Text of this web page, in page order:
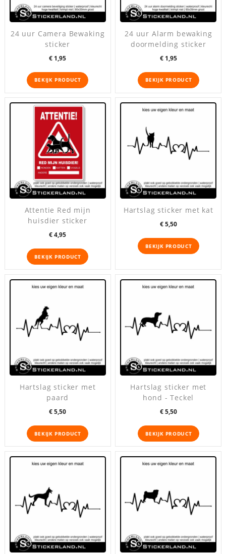
24 uur Camera Bewaking
sticker
Prijs
€ 1,95
BEKIJK PRODUCT
24 uur Alarm bewaking
doormelding sticker
Prijs
€ 1,95
BEKIJK PRODUCT
Attentie Red mijn
huisdier sticker
Prijs
€ 4,95
BEKIJK PRODUCT
Hartslag sticker met kat
Prijs
€ 5,50
BEKIJK PRODUCT
Hartslag sticker met
paard
Prijs
€ 5,50
BEKIJK PRODUCT
Hartslag sticker met
hond - Teckel
Prijs
€ 5,50
BEKIJK PRODUCT